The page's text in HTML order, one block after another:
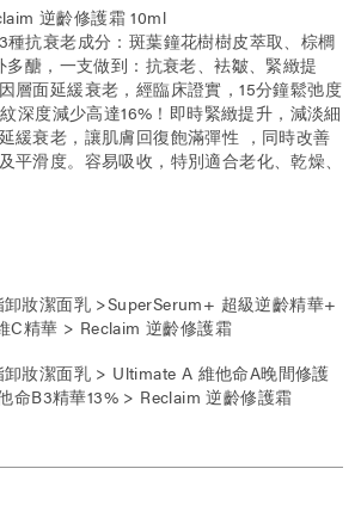
逆齡修護霜 10ml
種抗衰老成分：斑葉鐘花樹樹皮萃取、棕櫚
醣，一支做到：抗衰老、袪皺、緊緻提
層面延緩衰老，經臨床證實，15分鐘鬆弛度
深度減少高達16%！即時緊緻提升，減淡細
緩衰老，讓肌膚回復飽滿彈性 ，同時改善
平滑度。容易吸收，特別適合老化、乾燥、
卸妝潔面乳 >SuperSerum+ 超級逆齡精華+
C精華 > Reclaim 逆齡修護霜
妝潔面乳 > Ultimate A 維他命A晚間修護
命B3精華13% > Reclaim 逆齡修護霜